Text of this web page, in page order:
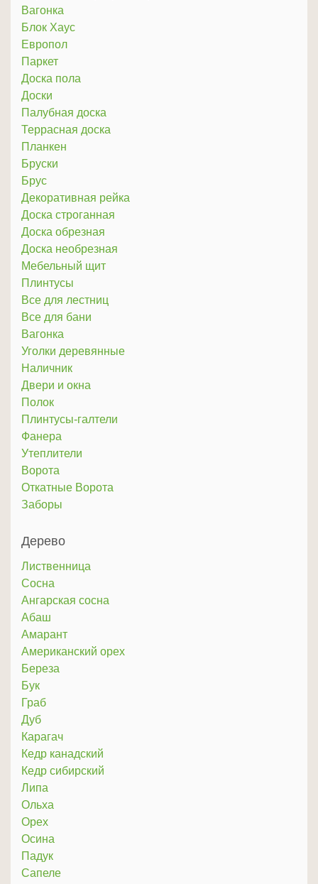
Вагонка
Блок Хаус
Европол
Паркет
Доска пола
Доски
Палубная доска
Террасная доска
Планкен
Бруски
Брус
Декоративная рейка
Доска строганная
Доска обрезная
Доска необрезная
Мебельный щит
Плинтусы
Все для лестниц
Все для бани
Вагонка
Уголки деревянные
Наличник
Двери и окна
Полок
Плинтусы-галтели
Фанера
Утеплители
Ворота
Откатные Ворота
Заборы
Дерево
Лиственница
Сосна
Ангарская сосна
Абаш
Амарант
Американский орех
Береза
Бук
Граб
Дуб
Карагач
Кедр канадский
Кедр сибирский
Липа
Ольха
Орех
Осина
Падук
Сапеле